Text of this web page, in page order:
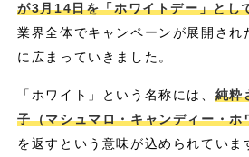
が3月14日を「ホワイトデー」とし
業界全体でキャンペーンが展開され
に広まっていきました。
「ホワイト」という名称には、 純粋
子（マシュマロ・キャンディー・ホ
を返すという意味が込められていま